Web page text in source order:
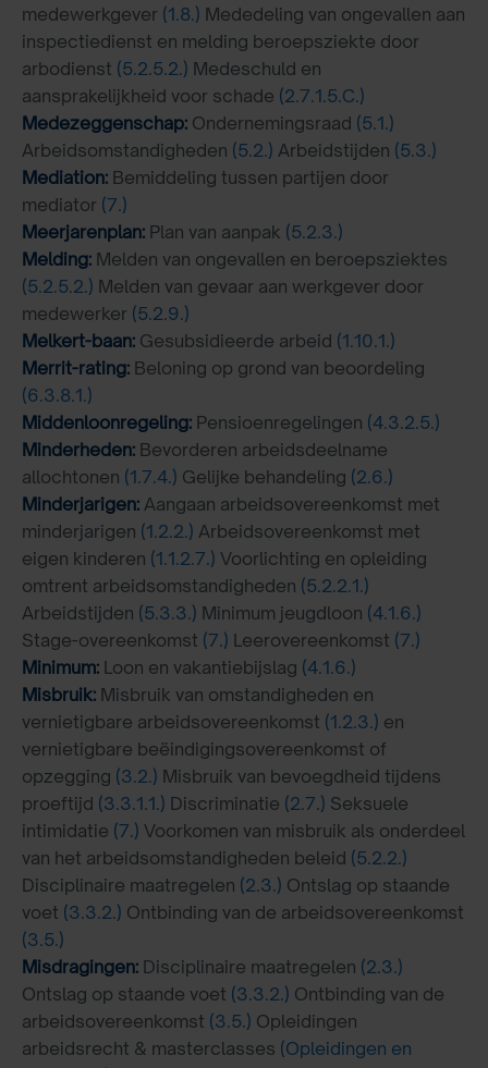
medewerkgever (1.8.) Mededeling van ongevallen aan
inspectiedienst en melding beroepsziekte door
arbodienst (5.2.5.2.) Medeschuld en
aansprakelijkheid voor schade (2.7.1.5.C.)
Medezeggenschap: Ondernemingsraad (5.1.)
Arbeidsomstandigheden (5.2.) Arbeidstijden (5.3.)
Mediation: Bemiddeling tussen partijen door
mediator (7.)
Meerjarenplan: Plan van aanpak (5.2.3.)
Melding: Melden van ongevallen en beroepsziektes
(5.2.5.2.) Melden van gevaar aan werkgever door
medewerker (5.2.9.)
Melkert-baan: Gesubsidieerde arbeid (1.10.1.)
Merrit-rating: Beloning op grond van beoordeling
(6.3.8.1.)
Middenloonregeling: Pensioenregelingen (4.3.2.5.)
Minderheden: Bevorderen arbeidsdeelname
allochtonen (1.7.4.) Gelijke behandeling (2.6.)
Minderjarigen: Aangaan arbeidsovereenkomst met
minderjarigen (1.2.2.) Arbeidsovereenkomst met
eigen kinderen (1.1.2.7.) Voorlichting en opleiding
omtrent arbeidsomstandigheden (5.2.2.1.)
Arbeidstijden (5.3.3.) Minimum jeugdloon (4.1.6.)
Stage-overeenkomst (7.) Leerovereenkomst (7.)
Minimum: Loon en vakantiebijslag (4.1.6.)
Misbruik: Misbruik van omstandigheden en
vernietigbare arbeidsovereenkomst (1.2.3.) en
vernietigbare beëindigingsovereenkomst of
opzegging (3.2.) Misbruik van bevoegdheid tijdens
proeftijd (3.3.1.1.) Discriminatie (2.7.) Seksuele
intimidatie (7.) Voorkomen van misbruik als onderdeel
van het arbeidsomstandigheden beleid (5.2.2.)
Disciplinaire maatregelen (2.3.) Ontslag op staande
voet (3.3.2.) Ontbinding van de arbeidsovereenkomst
(3.5.)
Misdragingen: Disciplinaire maatregelen (2.3.)
Ontslag op staande voet (3.3.2.) Ontbinding van de
arbeidsovereenkomst (3.5.) Opleidingen
arbeidsrecht & masterclasses (Opleidingen en